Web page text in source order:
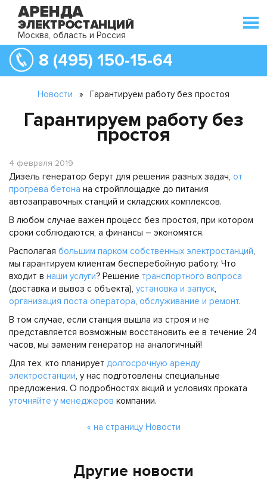
Москва, область и Россия
8 (495) 150-15-64
Новости » Гарантируем работу без простоя
Гарантируем работу без
простоя
4 февраля 2019
Дизель генератор берут для решения разных задач, от
прогрева бетона на стройплощадке до питания
автозаправочных станций и складских комплексов.
В любом случае важен процесс без простоя, при котором
сроки соблюдаются, а финансы – экономятся.
Располагая большим парком собственных электростанций,
мы гарантируем клиентам бесперебойную работу. Что
входит в наши услуги? Решение транспортного вопроса
(доставка и вывоз с объекта), установка и запуск,
организация поста оператора, обслуживание и ремонт.
В том случае, если станция вышла из строя и не
представляется возможным восстановить ее в течение 24
часов, мы заменим генератор на аналогичный!
Для тех, кто планирует долгосрочную аренду
электростанции, у нас подготовлены специальные
предложения. О подробностях акций и условиях проката
уточняйте у менеджеров компании.
« на страницу Новости
Другие новости